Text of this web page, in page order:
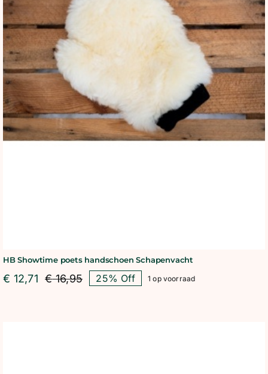
SHOWROOM
WEBSHOP
HB Showtime poets handschoen Schapenvacht
€16,95Oorspronkelijke
€ 12,71
Huidige
25% Off 1 op voorraad